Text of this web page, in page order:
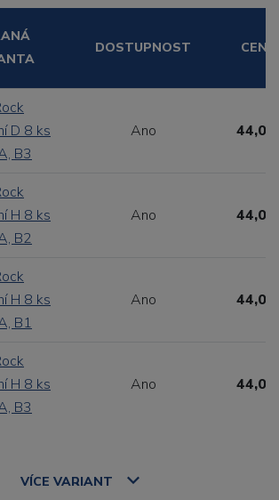
DOSTUPNOST CENA
D 8 ks
B3
Ano 44,00
H 8 ks
B2
Ano 44,00
H 8 ks
B1
Ano 44,00
H 8 ks
B3
Ano 44,00
VÍCE VARIANT